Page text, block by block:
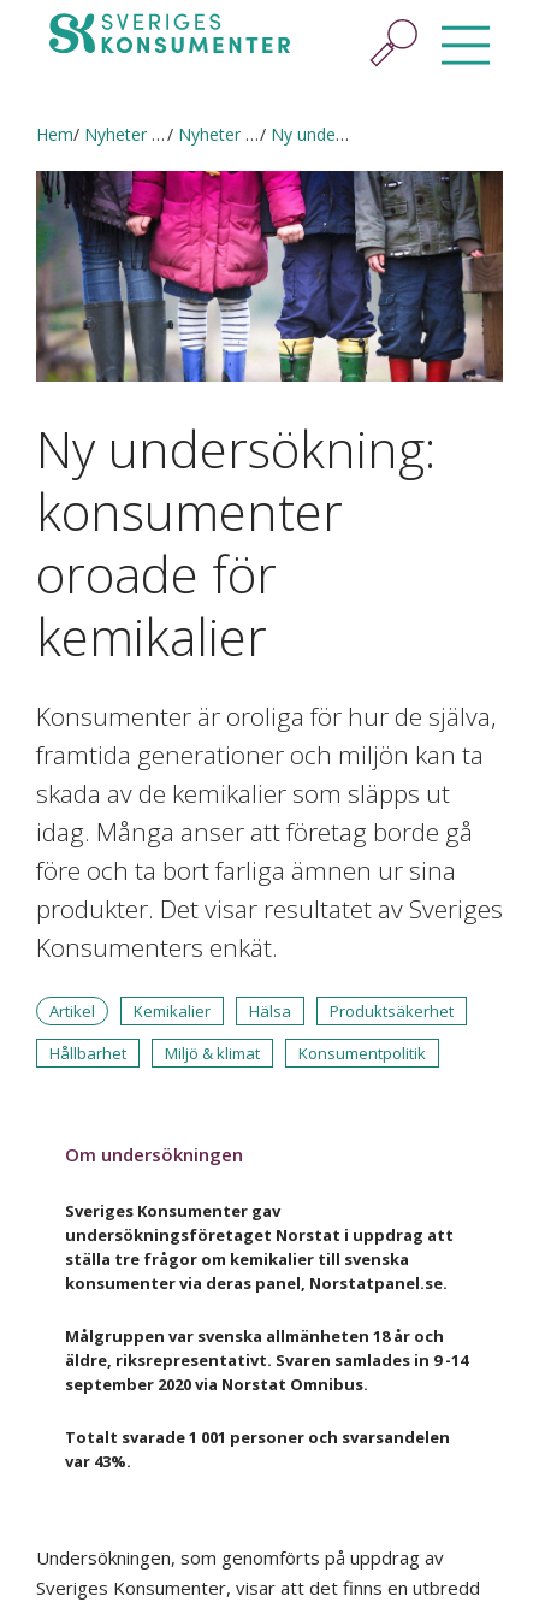
Hem Nyheter & press Nyheter och pressmeddelanden Ny undersökning: konsumenter oroade för kemikalier
Ny undersökning:
konsumenter
oroade för
kemikalier
Konsumenter är oroliga för hur de själva,
framtida generationer och miljön kan ta
skada av de kemikalier som släpps ut
idag. Många anser att företag borde gå
före och ta bort farliga ämnen ur sina
produkter. Det visar resultatet av Sveriges
Konsumenters enkät.
Artikel Kemikalier Hälsa
Produktsäkerhet
Hållbarhet
Miljö & klimat Konsumentpolitik
Om undersökningen
Sveriges Konsumenter gav
undersökningsföretaget Norstat i uppdrag att
ställa tre frågor om kemikalier till svenska
konsumenter via deras panel, Norstatpanel.se.
Målgruppen var svenska allmänheten 18 år och
äldre, riksrepresentativt. Svaren samlades in 9 -14
september 2020 via Norstat Omnibus.
Totalt svarade 1 001 personer och svarsandelen
var 43%.
Undersökningen, som genomförts på uppdrag av
Sveriges Konsumenter, visar att det finns en utbredd